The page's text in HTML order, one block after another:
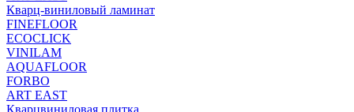
Кварц-виниловый ламинат
FINEFLOOR
ECOCLICK
VINILAM
AQUAFLOOR
FORBO
ART EAST
Кварцвиниловая плитка